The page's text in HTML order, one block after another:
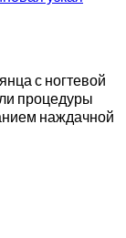
с ногтевой
процедуры
наждачной